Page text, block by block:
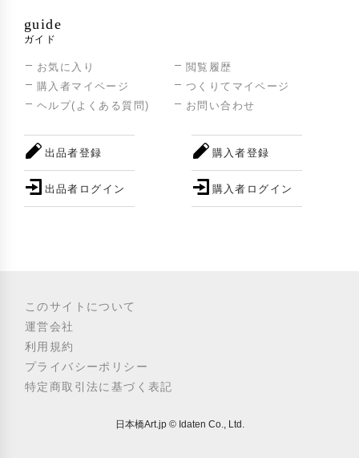
guide
ガイド
お気に入り
閲覧履歴
購入者マイページ
つくりてマイページ
ヘルプ(よくある質問)
お問い合わせ
出品者登録
出品者ログイン
購入者登録
購入者ログイン
このサイトについて
運営会社
利用規約
プライバシーポリシー
特定商取引法に基づく表記
日本橋Art.jp © Idaten Co., Ltd.